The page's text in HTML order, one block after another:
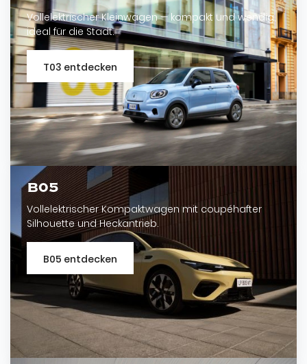
Vollelektrischer Kleinwagen — kompakt und wendig,
ideal für die Stadt.
T03 entdecken
B05
Vollelektrischer Kompaktwagen mit coupéhafter
Silhouette und Heckantrieb.
B05 entdecken